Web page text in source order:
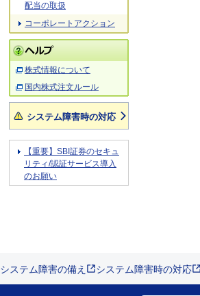
配当の取扱
コーポレートアクション
株式情報について
国内株式注文ルール
システム障害時の対応
【重要】SBI証券のセキュ
リティ/認証サービス導入
のお願い
システム障害の備え システム障害時の対応